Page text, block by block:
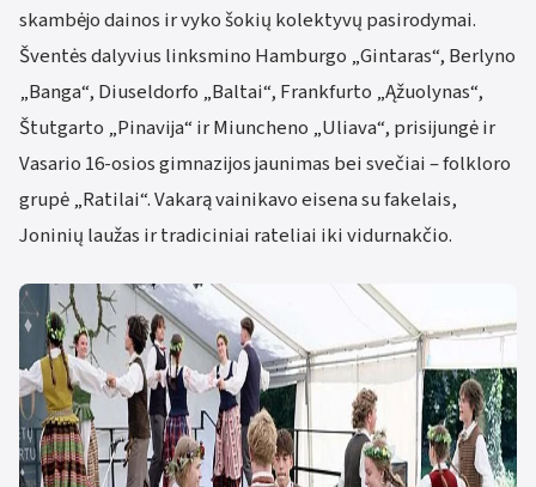
skambėjo dainos ir vyko šokių kolektyvų pasirodymai.
Šventės dalyvius linksmino Hamburgo „Gintaras“, Berlyno
„Banga“, Diuseldorfo „Baltai“, Frankfurto „Ąžuolynas“,
Štutgarto „Pinavija“ ir Miuncheno „Uliava“, prisijungė ir
Vasario 16-osios gimnazijos jaunimas bei svečiai – folkloro
grupė „Ratilai“. Vakarą vainikavo eisena su fakelais,
Joninių laužas ir tradiciniai rateliai iki vidurnakčio.